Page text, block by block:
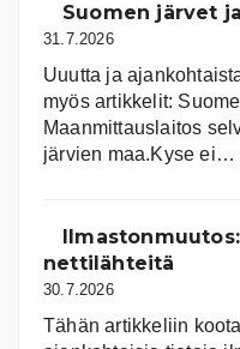
Suomen järvet
31.7.2026
Uuutta ja
myös artikkelit:
Maanmittauslaitos
järvien maa.Kyse ei…
nettilähteitä
30.7.2026
Tähän artikkeliin